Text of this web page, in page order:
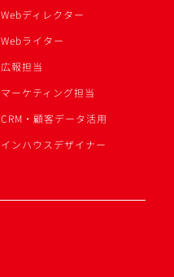
Webディレクター
Webライター
広報担当
マーケティング担当
CRM・顧客データ活用
インハウスデザイナー